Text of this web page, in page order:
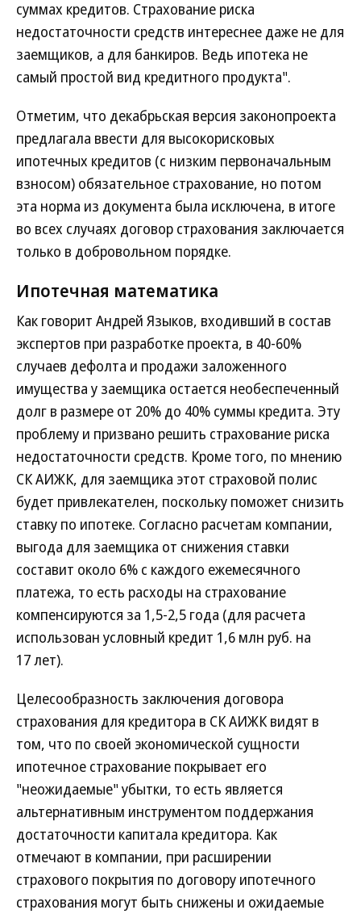
суммах кредитов. Страхование риска
недостаточности средств интереснее даже не для
заемщиков, а для банкиров. Ведь ипотека не
самый простой вид кредитного продукта".
Отметим, что декабрьская версия законопроекта
предлагала ввести для высокорисковых
ипотечных кредитов (с низким первоначальным
взносом) обязательное страхование, но потом
эта норма из документа была исключена, в итоге
во всех случаях договор страхования заключается
только в добровольном порядке.
Ипотечная математика
Как говорит Андрей Языков, входивший в состав
экспертов при разработке проекта, в 40-60%
случаев дефолта и продажи заложенного
имущества у заемщика остается необеспеченный
долг в размере от 20% до 40% суммы кредита. Эту
проблему и призвано решить страхование риска
недостаточности средств. Кроме того, по мнению
СК АИЖК, для заемщика этот страховой полис
будет привлекателен, поскольку поможет снизить
ставку по ипотеке. Согласно расчетам компании,
выгода для заемщика от снижения ставки
составит около 6% с каждого ежемесячного
платежа, то есть расходы на страхование
компенсируются за 1,5-2,5 года (для расчета
использован условный кредит 1,6 млн руб. на
17 лет).
Целесообразность заключения договора
страхования для кредитора в СК АИЖК видят в
том, что по своей экономической сущности
ипотечное страхование покрывает его
"неожидаемые" убытки, то есть является
альтернативным инструментом поддержания
достаточности капитала кредитора. Как
отмечают в компании, при расширении
страхового покрытия по договору ипотечного
страхования могут быть снижены и ожидаемые